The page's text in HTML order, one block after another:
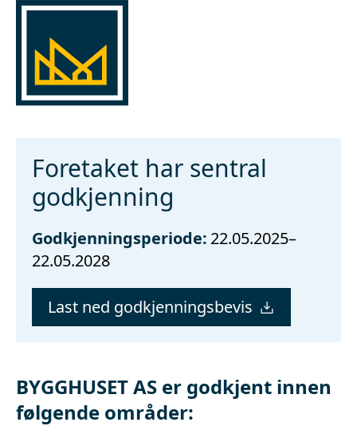
Foretaket har sentral
godkjenning
Godkjenningsperiode: 22.05.2025–
22.05.2028
Last ned godkjenningsbevis
BYGGHUSET AS er godkjent innen
følgende områder: